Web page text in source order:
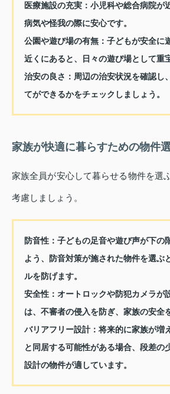
医療施設の充実：小児科や総合病院が
病気や怪我の際に安心です。
公園や遊び場の有無：子どもが安全に
近くにあると、日々の遊び場として重
治安の良さ ：周辺の治安状況を確認し
てができるかをチェックしましょう。
家族が快適に暮らすための物件
家族全員が安心して暮らせる物件を選
考慮しましょう。
防音性：子どもの足音や遊び声が下の
よう、防音対策が施された物件を選ぶ
ルを防げます。
安全性：オートロックや防犯カメラが
は、不審者の侵入を防ぎ、家族の安全
バリアフリー設計：将来的に家族が増
と同居する可能性がある場合、段差の
設計の物件が適しています。